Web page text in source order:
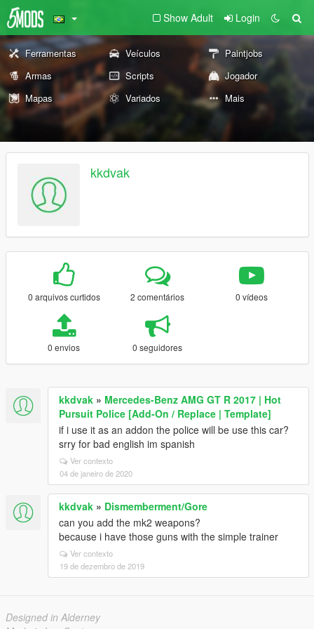
Show Adult Login
Ferramentas Veículos
Paintjobs
Armas
Scripts
Jogador
Mapas
Variados Mais
kkdvak
0 arquivos curtidos 2 comentários 0 vídeos
0 envios 0 seguidores
kkdvak » Mercedes-Benz AMG GT R 2017 | Hot
Pursuit Police [Add-On / Replace | Template]
if i use it as an addon the police will be use this car?
srry for bad english im spanish
Ver contexto
04 de janeiro de 2020
kkdvak » Dismemberment/Gore
can you add the mk2 weapons?
because i have those guns with the simple trainer
Ver contexto
19 de dezembro de 2019
Designed in Alderney